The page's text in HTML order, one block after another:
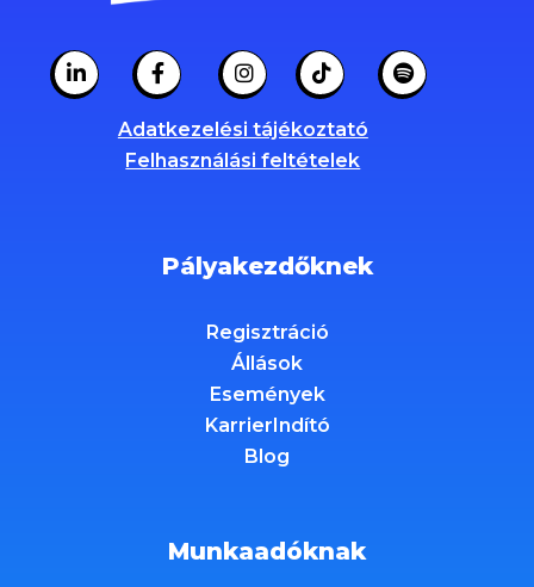
Adatkezelési tájékoztató
Felhasználási feltételek
Pályakezdőknek
Regisztráció
Állások
Események
KarrierIndító
Blog
Munkaadóknak